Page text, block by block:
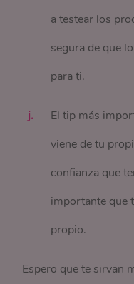
a testear los
segura de que
para ti.
El tip más
viene de tu
confianza que
importante que
propio.
Espero que te sirvan